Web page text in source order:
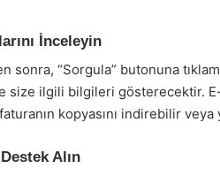
İnceleyin
sonra, “Sorgula” butonuna
size ilgili bilgileri gösterecektir.
kopyasını indirebilir veya
Alın